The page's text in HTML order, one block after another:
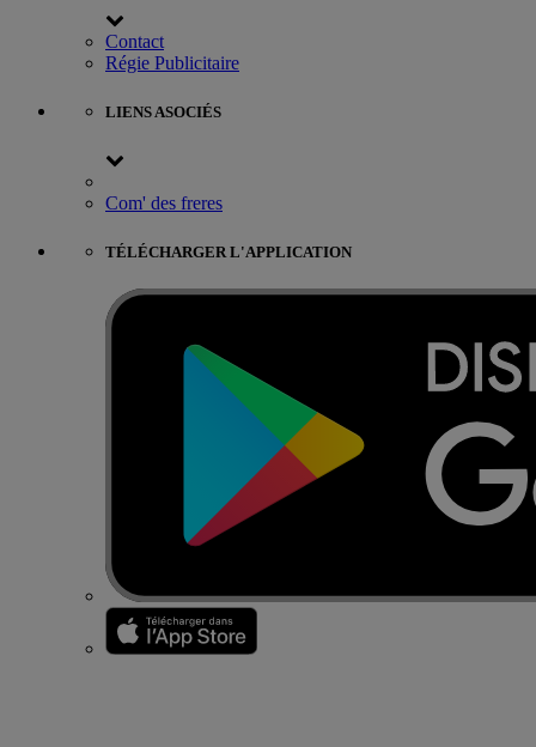
Contact
Régie Publicitaire
LIENS ASOCIÉS
Com' des freres
TÉLÉCHARGER L'APPLICATION